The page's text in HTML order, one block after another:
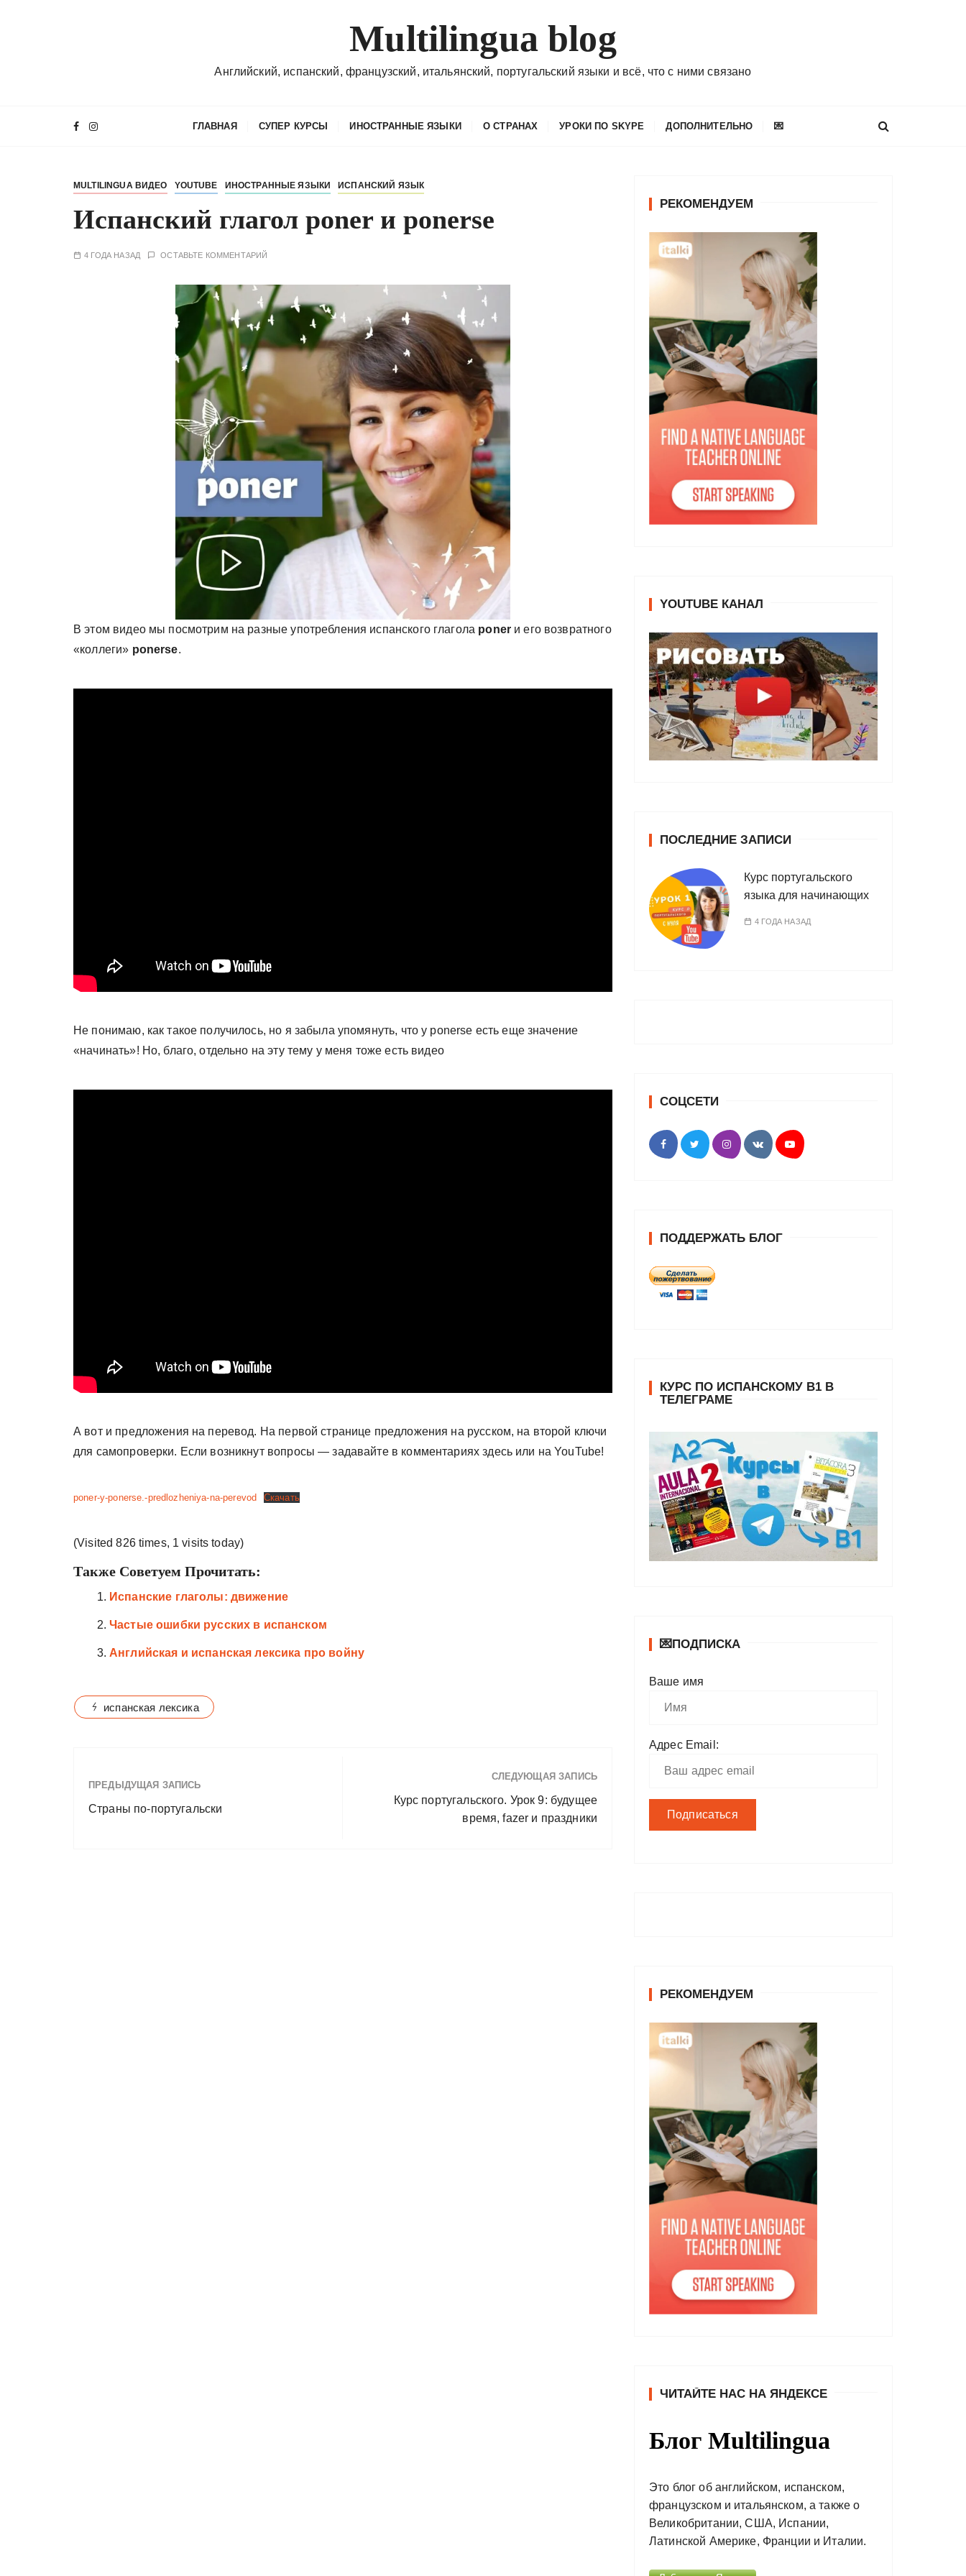
Multilingua blog
Английский, испанский, французский, итальянский, португальский языки и всё, что с ними связано
ГЛАВНАЯ СУПЕР КУРСЫ ИНОСТРАННЫЕ ЯЗЫКИ О СТРАНАХ УРОКИ ПО SKYPE ДОПОЛНИТЕЛЬНО 💌
MULTILINGUA ВИДЕО YOUTUBE ИНОСТРАННЫЕ ЯЗЫКИ ИСПАНСКИЙ ЯЗЫК
Испанский глагол poner и ponerse
4 ГОДА НАЗАД ОСТАВЬТЕ КОММЕНТАРИЙ
В этом видео мы посмотрим на разные употребления испанского глагола ponerи его возвратного
«коллеги» ponerse.
Не понимаю, как такое получилось, но я забыла упомянуть, что у ponerse есть еще значение
«начинать»! Но, благо, отдельно на эту тему у меня тоже есть видео
А вот и предложения на перевод. На первой странице предложения на русском, на второй ключи
для самопроверки. Если возникнут вопросы — задавайте в комментариях здесь или на YouTube!
poner-y-ponerse.-predlozheniya-na-perevod Скачать
(Visited 826 times, 1 visits today)
Также Советуем Прочитать:
Испанские глаголы: движение
Частые ошибки русских в испанском
Английская и испанская лексика про войну
испанская лексика
ПРЕДЫДУЩАЯ ЗАПИСЬ
Страны по-португальски
СЛЕДУЮЩАЯ ЗАПИСЬ
Курс португальского. Урок 9: будущее
время, fazer и праздники
РЕКОМЕНДУЕМ
YOUTUBE КАНАЛ
ПОСЛЕДНИЕ ЗАПИСИ
Курс португальского
языка для начинающих
4 ГОДА НАЗАД
СОЦСЕТИ
ПОДДЕРЖАТЬ БЛОГ
КУРС ПО ИСПАНСКОМУ В1 В
ТЕЛЕГРАМЕ
💌ПОДПИСКА
Ваше имя
Адрес Email:
РЕКОМЕНДУЕМ
ЧИТАЙТЕ НАС НА ЯНДЕКСЕ
Блог Multilingua
Это блог об английском, испанском,
французском и итальянском, а также о
Великобритании, США, Испании,
Латинской Америке, Франции и Италии.